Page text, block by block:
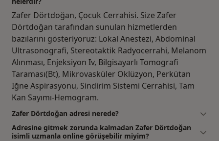
Zafer Dörtdoğan, Çocuk Cerrahisi. Size Zafer
Dörtdoğan tarafından sunulan hizmetlerden
bazılarını gösteriyoruz: Lokal Anestezi, Abdominal
Ultrasonografi, Stereotaktik Radyocerrahi, Melanom
Alınması, Enjeksiyon Iv, Bilgisayarlı Tomografi
Taraması(Bt), Mikrovasküler Oklüzyon, Perkütan
Iğne Aspirasyonu, Sindirim Sistemi Cerrahisi, Tam
Kan Sayımı-Hemogram.
Zafer Dörtdoğan adresi nerede?
Adresine gitmek zorunda kalmadan Zafer Dörtdoğan
isimli uzmanla online görüşebilir miyim?